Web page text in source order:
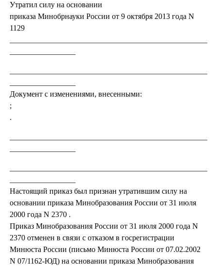
Утратил силу на основании
приказа Минобрнауки России от 9 октября 2013 года N
1129
Документ с изменениями, внесенными:
;
.
Настоящий приказ был признан утратившим силу на
основании приказа Минобразования России от 31 июля
2000 года N 2370 .
Приказ Минобразования России от 31 июля 2000 года N
2370 отменен в связи с отказом в госрегистрации
Минюста России (письмо Минюста России от 07.02.2002
N 07/1162-ЮД) на основании приказа Минобразования